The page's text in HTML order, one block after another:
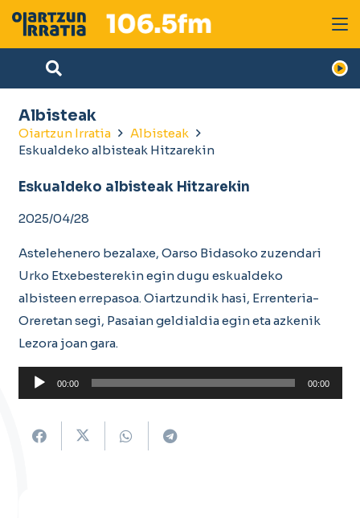
Albisteak
Oiartzun Irratia
Albisteak
Eskualdeko albisteak Hitzarekin
Eskualdeko albisteak Hitzarekin
2025/04/28
Astelehenero bezalaxe, Oarso Bidasoko zuzendari
Urko Etxebesterekin egin dugu eskualdeko
albisteen errepasoa. Oiartzundik hasi, Errenteria-
Oreretan segi, Pasaian geldialdia egin eta azkenik
Lezora joan gara.
Soinu
erreproduzigailua
00:00 00:00